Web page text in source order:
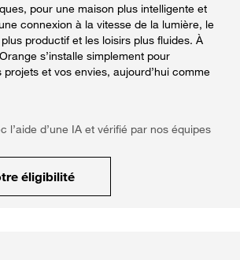
pour une maison plus intelligente et
connexion à la vitesse de la lumière, le
productif et les loisirs plus fluides. À
s’installe simplement pour
et vos envies, aujourd’hui comme
l’aide d’une IA et vérifié par nos équipes
éligibilité